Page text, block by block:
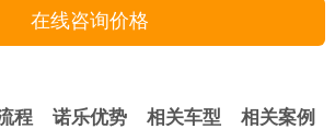
在线咨询价格
程 诺乐优势 相关车型 相关案例